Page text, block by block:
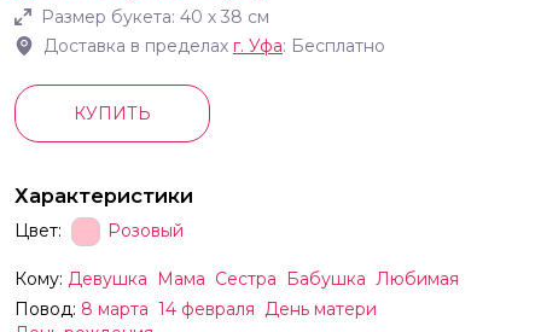
Размер букета: 40 х 38 см
Доставка в пределах г. Уфа: Бесплатно
КУПИТЬ
Характеристики
Цвет: Розовый
Кому: Девушка Мама Сестра Бабушка Любимая
Повод: 8 марта 14 февраля День матери